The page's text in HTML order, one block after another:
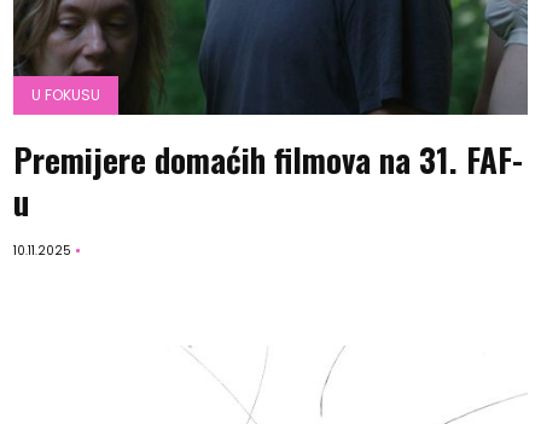
U FOKUSU
Premijere domaćih filmova na 31. FAF-
u
10.11.2025